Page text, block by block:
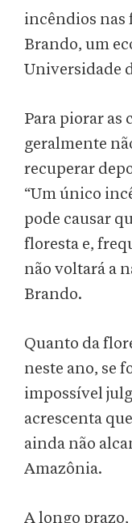
incêndios nas
Brando, um
Universidade
Para piorar as
geralmente
recuperar
“Um único
pode causar
floresta e,
não voltará a
Brando.
Quanto da
neste ano, se
impossível
acrescenta
ainda não
Amazônia.
A longo prazo,